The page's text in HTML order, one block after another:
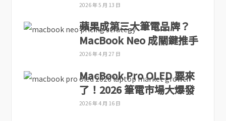
2026 年 5 月 13 日
蘋果成第三大筆電品牌？
MacBook Neo 成關鍵推手
2026 年 4 月 27 日
MacBook Pro OLED 要來
了！2026 筆電市場大爆發
2026 年 4 月 16 日